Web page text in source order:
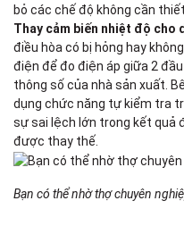
bỏ các chế độ không cần
Thay cảm biến nhiệt độ cho
điều hòa có bị hỏng hay
điện để đo điện áp giữa 2
thông số của nhà sản xuất.
dụng chức năng tự kiểm tra
sự sai lệch lớn trong kết quả
được thay thế.
Bạn có thể nhờ thợ chuyên